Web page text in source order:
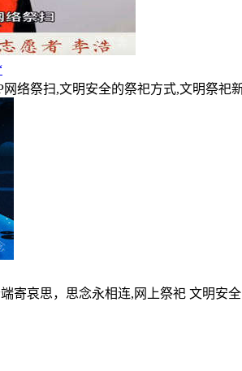
网络祭扫,文明安全的祭祀方式,文明祭
寄哀思，思念永相连,网上祭祀 文明安全